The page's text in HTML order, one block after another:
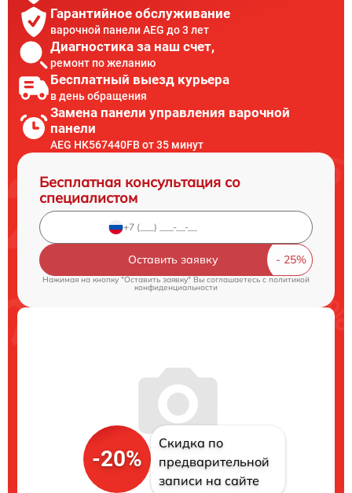
Гарантийное обслуживание
варочной панели AEG до 3 лет
Диагностика за наш счет,
ремонт по желанию
Бесплатный выезд курьера
в день обращения
Замена панели управления варочной
панели
AEG HK567440FB от 35 минут
Бесплатная консультация со
специалистом
Оставить заявку
Нажимая на кнопку "Оставить заявку" Вы соглашаетесь cполитикой
конфиденциальности
-20%
Скидка по
предварительной
записи на сайте